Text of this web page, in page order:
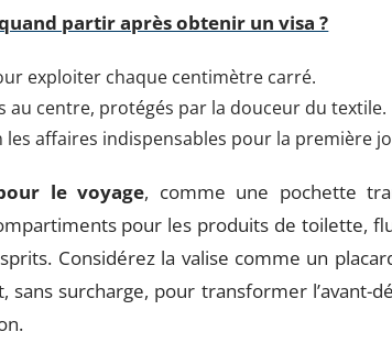
partir après obtenir un visa ?
exploiter chaque centimètre carré.
au centre, protégés par la douceur du textile.
les affaires indispensables pour la première
le voyage, comme une pochette
pour les produits de toilette,
Considérez la valise comme un
sans surcharge, pour transformer l’avant-